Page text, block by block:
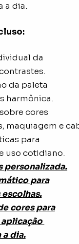
a dia.
da
da paleta
harmônica.
cores
maquiagem e
para
uso cotidiano.
personalizada.
para
cores para
a dia.